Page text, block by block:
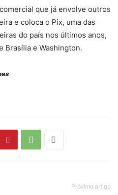
que já envolve outros
e coloca o Pix, uma das
do país nos últimos anos,
Brasília e Washington.
Próximo artigo